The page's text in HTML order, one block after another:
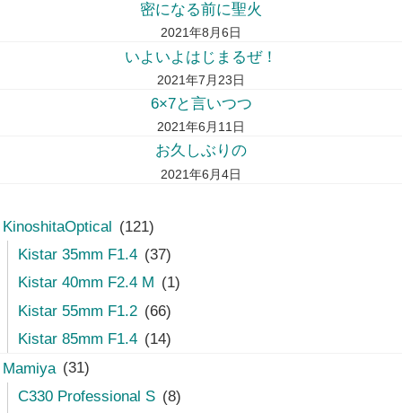
密になる前に聖火
2021年8月6日
いよいよはじまるぜ！
2021年7月23日
6×7と言いつつ
2021年6月11日
お久しぶりの
2021年6月4日
KinoshitaOptical (121)
Kistar 35mm F1.4 (37)
Kistar 40mm F2.4 M (1)
Kistar 55mm F1.2 (66)
Kistar 85mm F1.4 (14)
Mamiya (31)
C330 Professional S (8)